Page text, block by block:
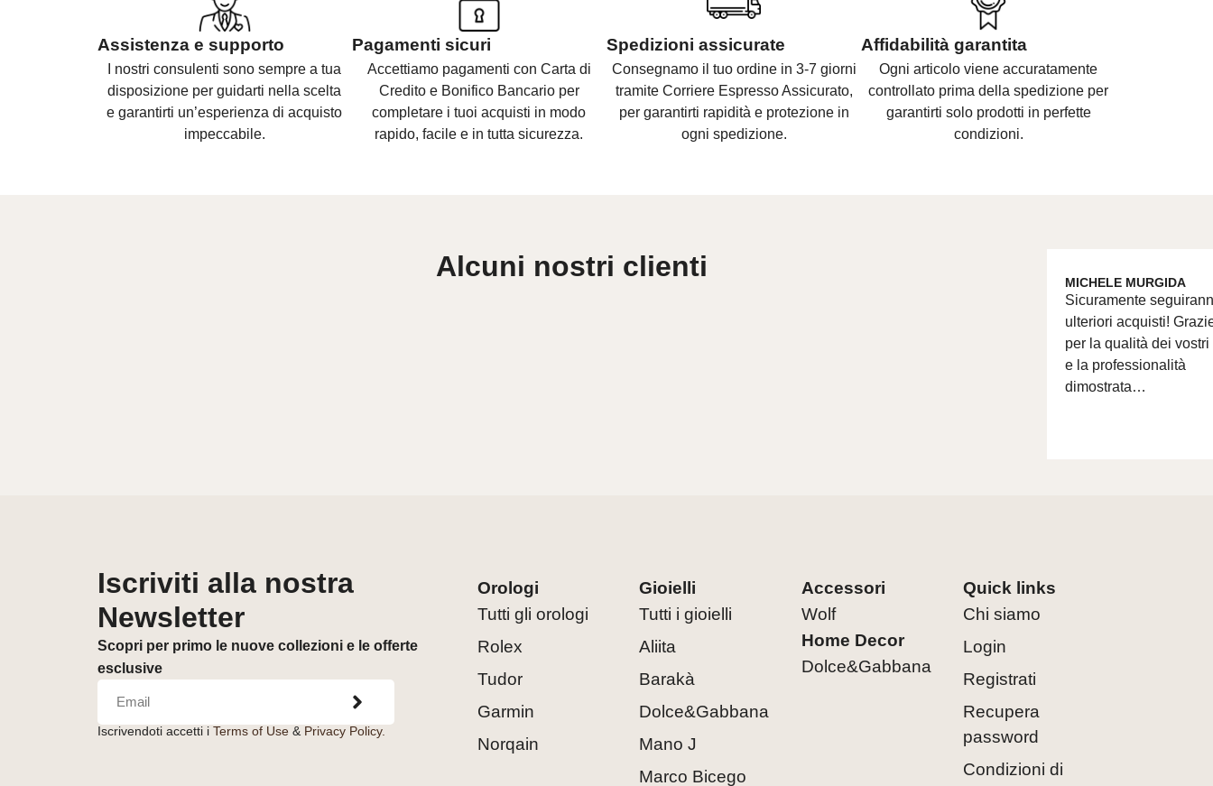
Assistenza e supporto
I nostri consulenti sonosempre a tua
disposizione per guidarti nella scelta
egarantirti un’esperienza di acquisto
impeccabile.
Pagamenti sicuri
Accettiamo pagamenti con Carta di
Credito e Bonifico Bancario per
completare i tuoi acquisti in modo
rapido, facile e in tutta sicurezza.
Spedizioni assicurate
Consegnamo il tuo ordine in 3-7 giorni
tramite Corriere Espresso Assicurato,
per garantirti rapidità e protezione in
ogni spedizione.
Affidabilità garantita
Ogni articolo viene accuratamente
controllato prima della spedizione per
garantirti solo prodotti in perfette
condizioni.
Alcuni nostri clienti MICHELE MURGIDA
Sicuramente
ulteriori acquisti!
per la qualità dei vostri
e la professionalità
dimostrata…
Iscriviti alla nostra
Newsletter
Scopri per primo le nuove collezioni e le offerte
esclusive
Iscrivendoti accetti i Terms of Use& Privacy Policy.
Orologi
Tutti gli orologi
Rolex
Tudor
Garmin
Norqain
Gioielli
Tutti i gioielli
Aliita
Barakà
Dolce&Gabbana
Mano J
Marco Bicego
Accessori
Wolf
Home Decor
Dolce&Gabbana
Quick links
Chi siamo
Login
Registrati
Recupera
password
Condizioni di